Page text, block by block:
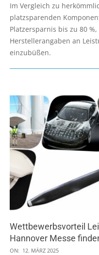
03-
19
Im Vergleich zu
platzsparenden
Platzersparnis bis zu 80
Herstellerangaben an
einzubüßen.
Wettbewerbsvorteil
Hannover Messe
2025-
ON: 12. MÄRZ 2025